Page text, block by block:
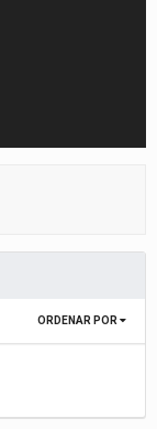
ORDENAR POR